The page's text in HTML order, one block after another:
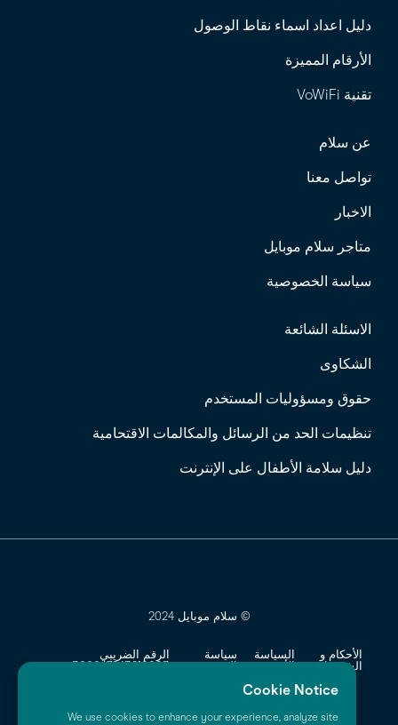
Cookie Notice
We use cookies to enhance your experience, analyze site
دليل اعداد اسماء نقاط الوصول
الأرقام المميزة
تقنية VoWiFi
عن سلام
تواصل معنا
الاخبار
متاجر سلام موبايل
سياسة الخصوصية
الاسئلة الشائعة
الشكاوى
حقوق ومسؤوليات المستخدم
تنظيمات الحد من الرسائل والمكالمات الاقتحامية
دليل سلامة الأطفال على الإنترنت
© سلام موبايل 2024
الأحكام و
الشروط
السياسة
الأمنية
سياسة
الخصوصية
الرقم الضريبي
300047243810003